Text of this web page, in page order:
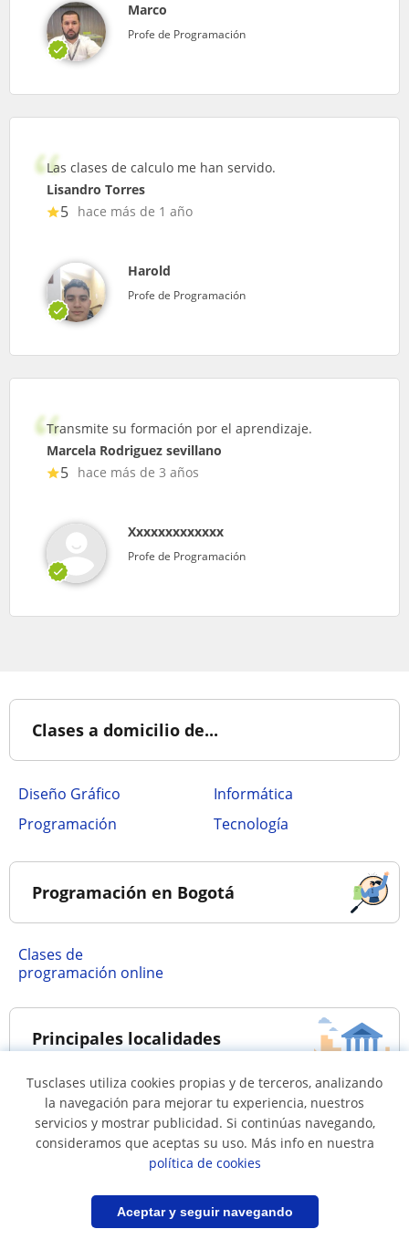
Guardar búsqueda
Marco
Profe de Programación
Las clases de calculo me han servido.
Lisandro Torres
5 hace más de 1 año
Harold
Profe de Programación
Transmite su formación por el aprendizaje.
Marcela Rodriguez sevillano
5 hace más de 3 años
Xxxxxxxxxxxxx
Profe de Programación
Clases a domicilio de...
Diseño Gráfico
Informática
Programación
Tecnología
Programación en Bogotá
Clases de
programación online
Principales localidades
Clases de
programación en
Bogotá
Lenguajes de programación
Tusclases utiliza cookies propias y de terceros, analizando
la navegación para mejorar tu experiencia, nuestros
servicios y mostrar publicidad. Si continúas navegando,
consideramos que aceptas su uso. Más info en nuestra
política de cookies
Aceptar y seguir navegando